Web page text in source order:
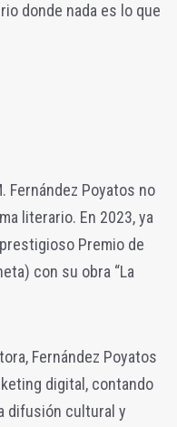
donde nada es lo que
Fernández Poyatos no
literario. En 2023, ya
Premio de
con su obra “La
Fernández Poyatos
digital, contando
difusión cultural y